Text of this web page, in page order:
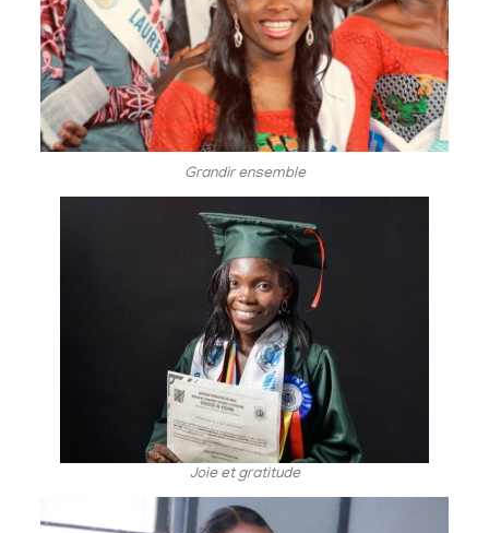
Grandir ensemble
Joie et gratitude